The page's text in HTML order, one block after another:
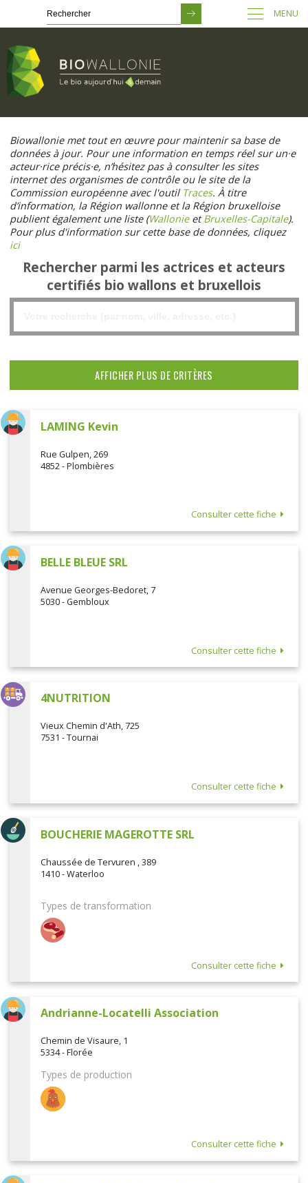
contenu
principal
MENU
Biowallonie met tout en œuvre pour maintenir sa base de
données à jour. Pour une information en temps réel sur un·e
acteur·rice précis·e, n’hésitez pas à consulter les sites
internet des organismes de contrôle ou le site de la
Commission européenne avec l'outil Traces. À titre
d’information, la Région wallonne et la Région bruxelloise
publient également une liste (WallonieetBruxelles-Capitale).
Pour plus d'information sur cette base de données, cliquez
ici
Rechercher parmi les actrices et acteurs
certifiés bio wallons et bruxellois
LAMING Kevin
Rue Gulpen, 269
4852 - Plombières
Consulter cette fiche
BELLE BLEUE SRL
Avenue Georges-Bedoret, 7
5030 - Gembloux
Consulter cette fiche
4NUTRITION
Vieux Chemin d'Ath, 725
7531 - Tournai
Consulter cette fiche
BOUCHERIE MAGEROTTE SRL
Chaussée de Tervuren , 389
1410 - Waterloo
Types de transformation
Consulter cette fiche
Andrianne-Locatelli Association
Chemin de Visaure, 1
5334 - Florée
Types de production
Consulter cette fiche
AFFICHER PLUS DE CRITÈRES